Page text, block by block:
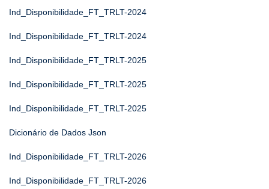
Ind_Disponibilidade_FT_TRLT-2024
Ind_Disponibilidade_FT_TRLT-2024
Ind_Disponibilidade_FT_TRLT-2025
Ind_Disponibilidade_FT_TRLT-2025
Ind_Disponibilidade_FT_TRLT-2025
Dicionário de Dados Json
Ind_Disponibilidade_FT_TRLT-2026
Ind_Disponibilidade_FT_TRLT-2026